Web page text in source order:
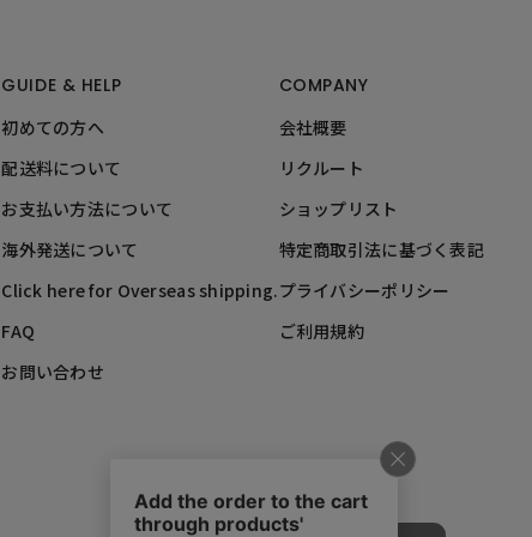
GUIDE & HELP
初めての方へ
配送料について
お支払い方法について
海外発送について
Click here for Overseas shipping.
FAQ
お問い合わせ
COMPANY
会社概要
リクルート
ショップリスト
特定商取引法に基づく表記
プライバシーポリシー
ご利用規約